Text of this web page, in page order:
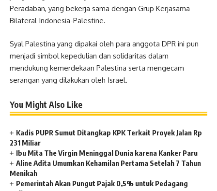
Peradaban, yang bekerja sama dengan Grup Kerjasama
Bilateral Indonesia-Palestine.
Syal Palestina yang dipakai oleh para anggota DPR ini pun
menjadi simbol kepedulian dan solidaritas dalam
mendukung kemerdekaan Palestina serta mengecam
serangan yang dilakukan oleh Israel.
You Might Also Like
Kadis PUPR Sumut Ditangkap KPK Terkait Proyek Jalan Rp
231 Miliar
Ibu Mita The Virgin Meninggal Dunia karena Kanker Paru
Aline Adita Umumkan Kehamilan Pertama Setelah 7 Tahun
Menikah
Pemerintah Akan Pungut Pajak 0,5% untuk Pedagang